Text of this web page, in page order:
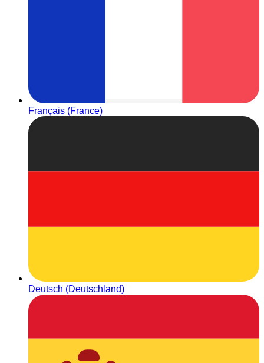
Français (France)
Deutsch (Deutschland)